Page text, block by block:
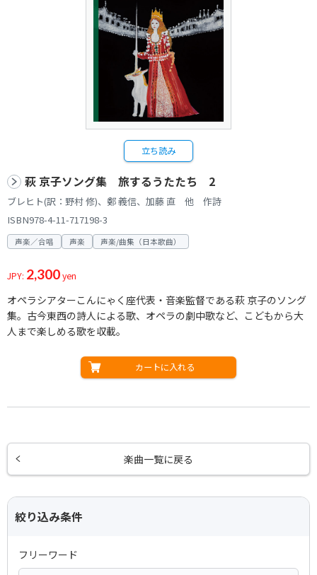
立ち読み
萩 京子ソング集 旅するうたたち 2
ブレヒト(訳：野村 修)、鄭 義信、加藤 直 他 作詩
ISBN978-4-11-717198-3
声楽／合唱 声楽 声楽/曲集（日本歌曲）
JPY: 2,300yen
オペラシアターこんにゃく座代表・音楽監督である萩 京子のソング
集。古今東西の詩人による歌、オペラの劇中歌など、こどもから大
人まで楽しめる歌を収載。
カートに入れる
楽曲一覧に戻る
絞り込み条件
フリーワード